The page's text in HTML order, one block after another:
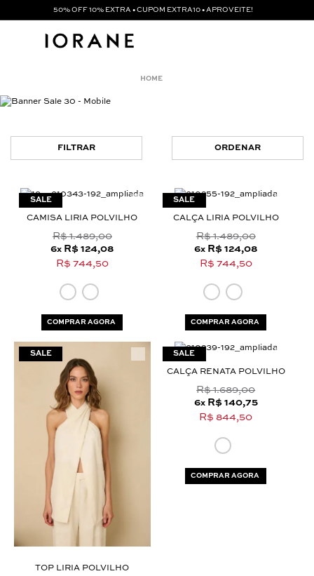
50% OFF 10% EXTRA • CUPOM EXTRA10 • APROVEITE!
FILTRAR ORDENAR
CAMISA LIRIA POLVILHO
R$ 1.489,00
6x R$ 124,08
R$ 744,50
COMPRAR AGORA
CALÇA LIRIA POLVILHO
R$ 1.489,00
6x R$ 124,08
R$ 744,50
COMPRAR AGORA
TOP LIRIA POLVILHO
CALÇA RENATA POLVILHO
R$ 1.689,00
6x R$ 140,75
R$ 844,50
COMPRAR AGORA